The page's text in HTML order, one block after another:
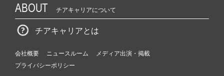
ABOUT チアキャリアについて
チアキャリアとは
会社概要 ニュースルーム
メディア出演・掲載
プライバシーポリシー